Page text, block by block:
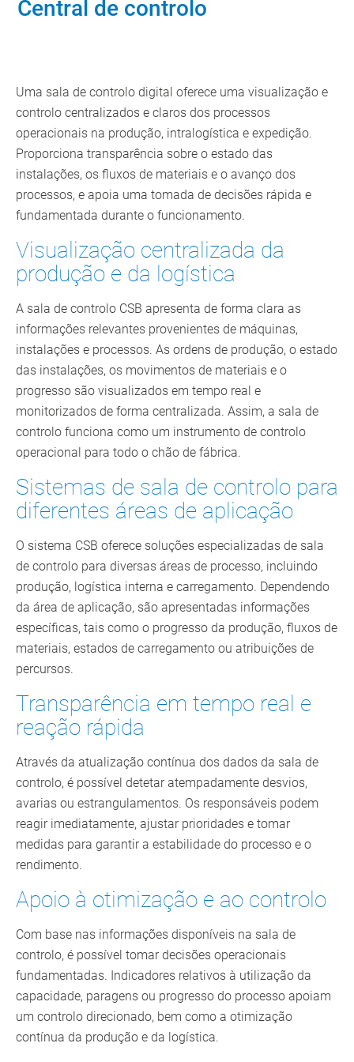
Central de controlo
Uma sala de controlo digital oferece uma visualização e
controlo centralizados e claros dos processos
operacionais na produção, intralogística e expedição.
Proporciona transparência sobre o estado das
instalações, os fluxos de materiais e o avanço dos
processos, e apoia uma tomada de decisões rápida e
fundamentada durante o funcionamento.
Visualização centralizada da
produção e da logística
A sala de controlo CSB apresenta de forma clara as
informações relevantes provenientes de máquinas,
instalações e processos. As ordens de produção, o estado
das instalações, os movimentos de materiais e o
progresso são visualizados em tempo real e
monitorizados de forma centralizada. Assim, a sala de
controlo funciona como um instrumento de controlo
operacional para todo o chão de fábrica.
Sistemas de sala de controlo para
diferentes áreas de aplicação
O sistema CSB oferece soluções especializadas de sala
de controlo para diversas áreas de processo, incluindo
produção, logística interna e carregamento. Dependendo
da área de aplicação, são apresentadas informações
específicas, tais como o progresso da produção, fluxos de
materiais, estados de carregamento ou atribuições de
percursos.
Transparência em tempo real e
reação rápida
Através da atualização contínua dos dados da sala de
controlo, é possível detetar atempadamente desvios,
avarias ou estrangulamentos. Os responsáveis podem
reagir imediatamente, ajustar prioridades e tomar
medidas para garantir a estabilidade do processo e o
rendimento.
Apoio à otimização e ao controlo
Com base nas informações disponíveis na sala de
controlo, é possível tomar decisões operacionais
fundamentadas. Indicadores relativos à utilização da
capacidade, paragens ou progresso do processo apoiam
um controlo direcionado, bem como a otimização
contínua da produção e da logística.